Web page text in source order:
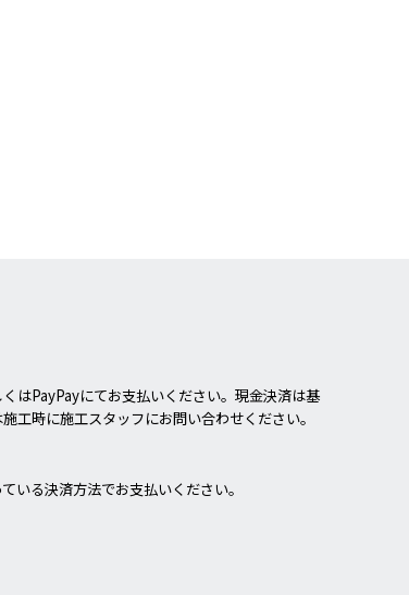
はPayPayにてお支払いください。現金決済は基
工時に施工スタッフにお問い合わせください。
いる決済方法でお支払いください。